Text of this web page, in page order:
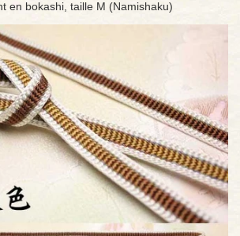
en bokashi, taille M (Namishaku)